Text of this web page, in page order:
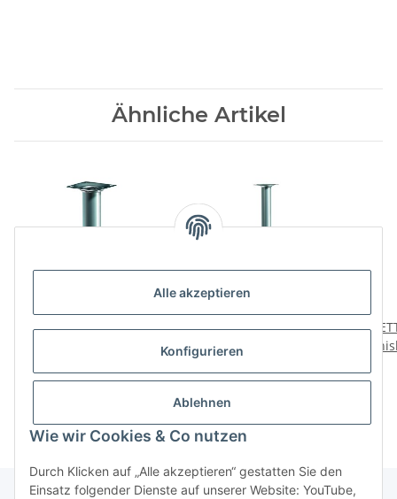
Alle akzeptieren
Konfigurieren
Ablehnen
Wie wir Cookies & Co nutzen
Durch Klicken auf „Alle akzeptieren“ gestatten Sie den
Einsatz folgender Dienste auf unserer Website: YouTube,
Ähnliche Artikel
HETTICH
mm
HETTICH
Möbelfuß/Tischbein,
mm, B-Ware Folie
defekt/nicht vorhanden